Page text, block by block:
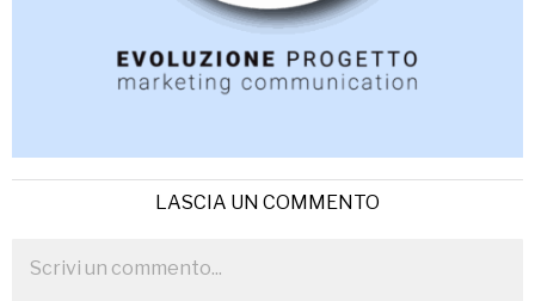
LASCIA UN COMMENTO